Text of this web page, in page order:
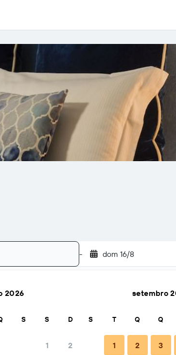
- dom 16/8
2026
S S D
1 2
setembro
S T Q Q
1 2 3